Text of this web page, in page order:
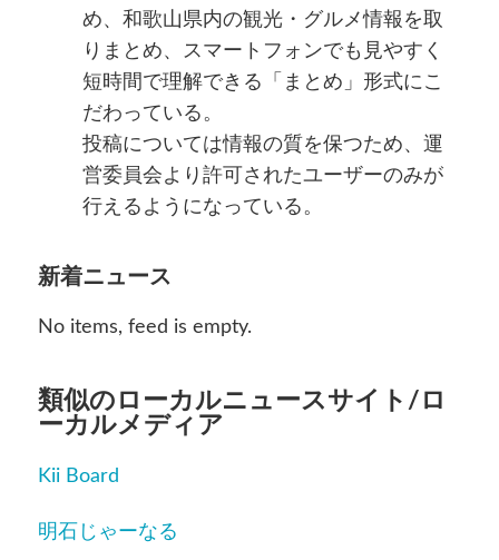
め、和歌山県内の観光・グルメ情報を取
りまとめ、スマートフォンでも見やすく
短時間で理解できる「まとめ」形式にこ
だわっている。
投稿については情報の質を保つため、運
営委員会より許可されたユーザーのみが
行えるようになっている。
新着ニュース
No items, feed is empty.
類似のローカルニュースサイト/ロ
ーカルメディア
Kii Board
明石じゃーなる